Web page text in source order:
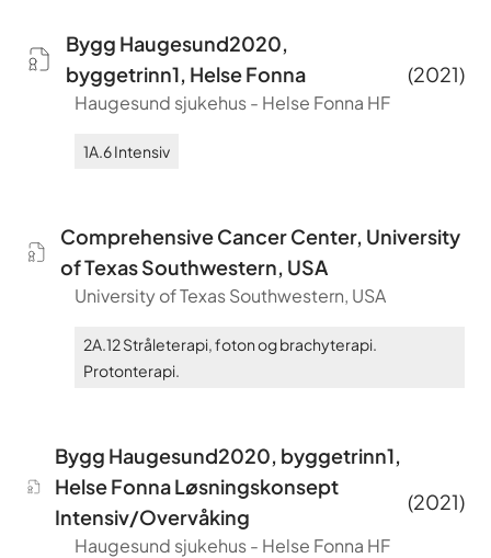
Bygg Haugesund2020,
byggetrinn1, Helse Fonna
(2021)
Haugesund sjukehus- Helse Fonna HF
1A.6Intensiv
Comprehensive Cancer Center, University
of Texas Southwestern, USA
University of Texas Southwestern, USA
2A.12Stråleterapi, foton og brachyterapi.
Protonterapi.
Bygg Haugesund2020, byggetrinn1,
Helse Fonna Løsningskonsept
Intensiv/Overvåking
(2021)
Haugesund sjukehus- Helse Fonna HF